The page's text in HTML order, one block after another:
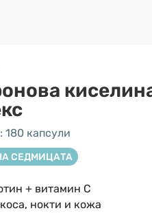
капсули
СЕДМИЦАТА
+ витамин С
нокти и кожа